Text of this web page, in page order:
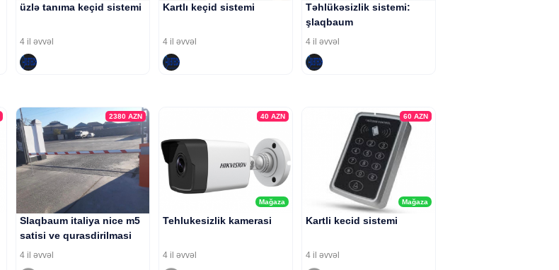
üzlə tanıma keçid sistemi
4 il əvvəl
Kartlı keçid sistemi
4 il əvvəl
Təhlükəsizlik sistemi:
şlaqbaum
4 il əvvəl
2380 AZN
Slaqbaum italiya nice m5
satisi ve qurasdirilmasi
4 il əvvəl
Mağaza
40 AZN
Tehlukesizlik kamerasi
4 il əvvəl
Mağaza
60 AZN
Kartli kecid sistemi
4 il əvvəl